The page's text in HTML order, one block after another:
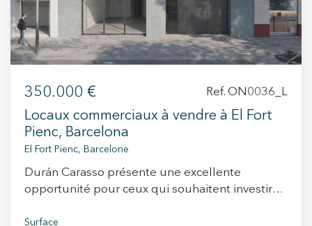
ES CA EN FR
350.000 € Ref. ON0036_L
Locaux commerciaux à vendre à El Fort
Pienc, Barcelona
El Fort Pienc, Barcelone
Durán Carasso présente une excellente
opportunité pour ceux qui souhaitent investir
les plus dynamiques et prometteurs de
Surface